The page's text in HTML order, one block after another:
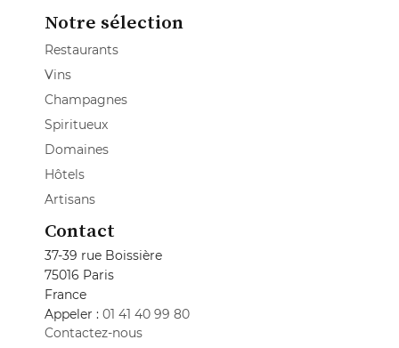
Notre sélection
Restaurants
Vins
Champagnes
Spiritueux
Domaines
Hôtels
Artisans
Contact
37-39 rue Boissière
75016 Paris
France
Appeler : 01 41 40 99 80
Contactez-nous